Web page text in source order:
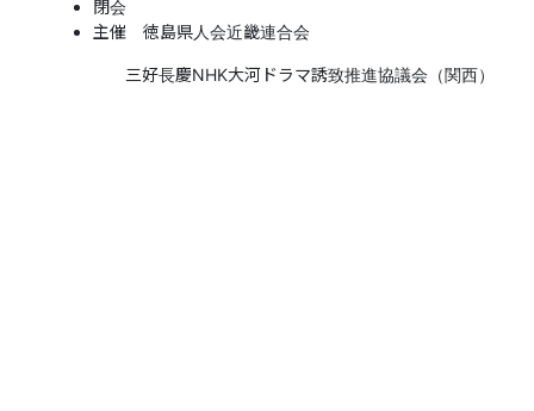
閉会
主催 徳島県人会近畿連合会
三好長慶NHK大河ドラマ誘致推進協議会（関西）